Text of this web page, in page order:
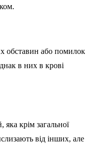
обставин або помилок
в них в крові
яка крім загальної
від інших, але